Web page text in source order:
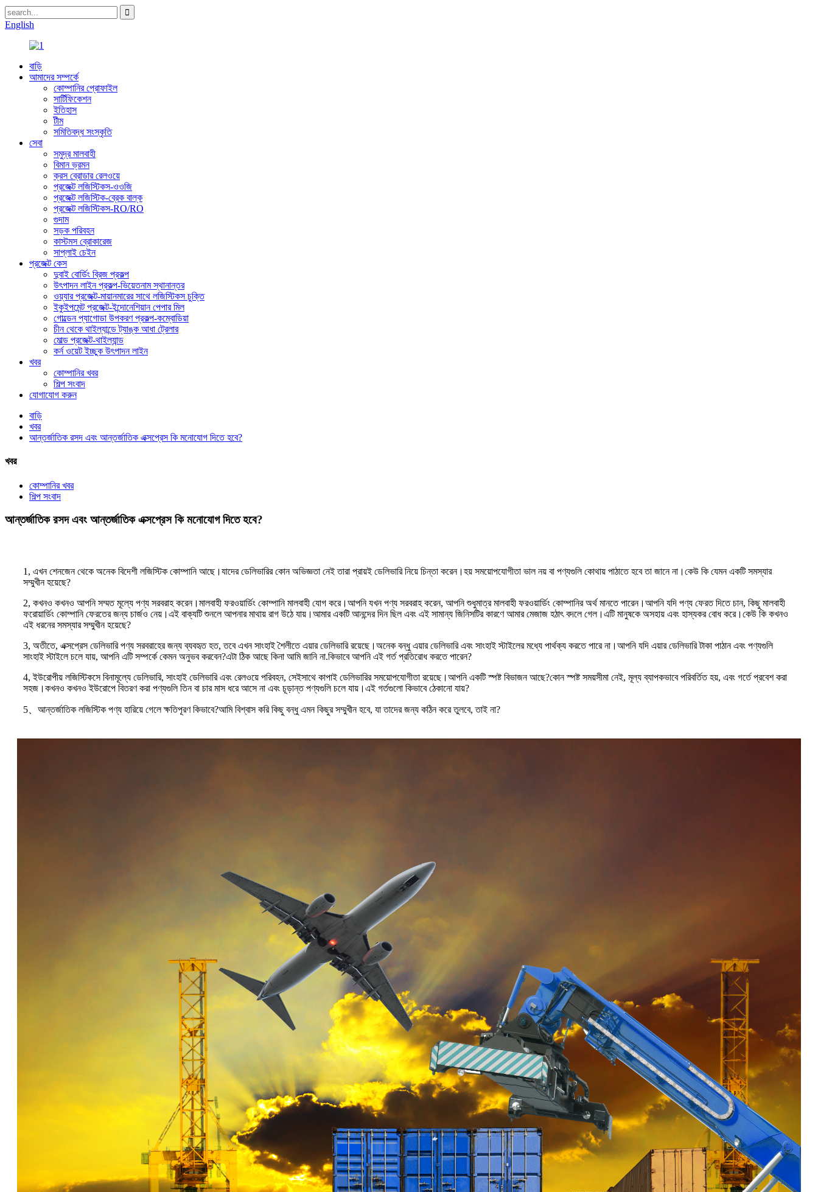
English
বাড়ি
আমাদের সম্পর্কে
কোম্পানির প্রোফাইল
সার্টিফিকেশন
ইতিহাস
টীম
সমিতিবদ্ধ সংস্কৃতি
সেবা
সমুদ্র মালবাহী
বিমান ভ্রমন
ক্রস ব্রোডার রেলওয়ে
প্রজেক্ট লজিস্টিকস-ওওজি
প্রজেক্ট লজিস্টিক-ব্রেক বাল্ক
প্রজেক্ট লজিস্টিকস-RO/RO
গুদাম
সড়ক পরিবহন
কাস্টমস ব্রোকারেজ
সাপ্লাই চেইন
প্রজেক্ট কেস
দুবাই বোর্ডিং ব্রিজ প্রকল্প
উৎপাদন লাইন প্রকল্প-ভিয়েতনাম স্থানান্তর
ওয়্যার প্রজেক্ট-মায়ানমারের সাথে লজিস্টিকস চুক্তি
ইকুইপমেন্ট প্রজেক্ট-ইন্দোনেশিয়ান পেপার মিল
গোল্ডেন প্যাগোডা উপকরণ প্রকল্প-কম্বোডিয়া
চীন থেকে থাইল্যান্ডে ট্যাঙ্ক আধা ট্রেলার
মোল্ড প্রজেক্ট-থাইল্যান্ড
কর্ন ওয়েট ইচ্ছুক উৎপাদন লাইন
খবর
কোম্পানির খবর
শিল্প সংবাদ
যোগাযোগ করুন
বাড়ি
খবর
আন্তর্জাতিক রসদ এবং আন্তর্জাতিক এক্সপ্রেস কি মনোযোগ দিতে হবে?
খবর
কোম্পানির খবর
শিল্প সংবাদ
আন্তর্জাতিক রসদ এবং আন্তর্জাতিক এক্সপ্রেস কি মনোযোগ দিতে হবে?
1, এখন শেনজেন থেকে অনেক বিদেশী লজিস্টিক কোম্পানি আছে।যাদের ডেলিভারির কোন অভিজ্ঞতা নেই তারা প্রায়ই ডেলিভারি নিয়ে চিন্তা করেন।হয় সময়োপযোগীতা ভাল নয় বা পণ্যগুলি কোথায় পাঠাতে হবে তা জানে না।কেউ কি যেমন একটি সমস্যার
সম্মুখীন হয়েছে?
2, কখনও কখনও আপনি সম্মত মূল্যে পণ্য সরবরাহ করেন।মালবাহী ফরওয়ার্ডিং কোম্পানি মালবাহী যোগ করে।আপনি যখন পণ্য সরবরাহ করেন, আপনি শুধুমাত্র মালবাহী ফরওয়ার্ডিং কোম্পানির অর্থ মানতে পারেন।আপনি যদি পণ্য ফেরত দিতে চান, কিছু মালবাহী
ফরোয়ার্ডিং কোম্পানি ফেরতের জন্য চার্জও নেয়।এই বাক্যটি শুনলে আপনার মাথায় রাগ উঠে যায়।আমার একটি আনন্দের দিন ছিল এবং এই সামান্য জিনিসটির কারণে আমার মেজাজ হঠাৎ বদলে গেল।এটি মানুষকে অসহায় এবং হাস্যকর বোধ করে।কেউ কি কখনও
এই ধরনের সমস্যার সম্মুখীন হয়েছে?
3, অতীতে, এক্সপ্রেস ডেলিভারি পণ্য সরবরাহের জন্য ব্যবহৃত হত, তবে এখন সাংহাই শৈলীতে এয়ার ডেলিভারি রয়েছে।অনেক বন্ধু এয়ার ডেলিভারি এবং সাংহাই স্টাইলের মধ্যে পার্থক্য করতে পারে না।আপনি যদি এয়ার ডেলিভারি টাকা পাঠান এবং পণ্যগুলি
সাংহাই স্টাইলে চলে যায়, আপনি এটি সম্পর্কে কেমন অনুভব করবেন?এটা ঠিক আছে কিনা আমি জানি না.কিভাবে আপনি এই গর্ত প্রতিরোধ করতে পারেন?
4, ইউরোপীয় লজিস্টিকসে বিনামূল্যে ডেলিভারি, সাংহাই ডেলিভারি এবং রেলওয়ে পরিবহন, সেইসাথে কাপাই ডেলিভারির সময়োপযোগীতা রয়েছে।আপনি একটি স্পষ্ট বিভাজন আছে?কোন স্পষ্ট সময়সীমা নেই, মূল্য ব্যাপকভাবে পরিবর্তিত হয়, এবং গর্তে প্রবেশ করা
সহজ।কখনও কখনও ইউরোপে বিতরণ করা পণ্যগুলি তিন বা চার মাস ধরে আসে না এবং চূড়ান্ত পণ্যগুলি চলে যায়।এই গর্তগুলো কিভাবে ঠেকানো যায়?
5、আন্তর্জাতিক লজিস্টিক পণ্য হারিয়ে গেলে ক্ষতিপূরণ কিভাবে?আমি বিশ্বাস করি কিছু বন্ধু এমন কিছুর সম্মুখীন হবে, যা তাদের জন্য কঠিন করে তুলবে, তাই না?